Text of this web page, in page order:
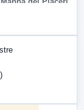
LabNews (replica)